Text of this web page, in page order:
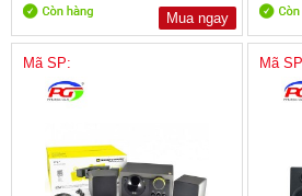
Mua ngay
Mã SP: Mã